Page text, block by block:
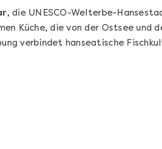
, die UNESCO-Welterbe-
Küche, die von der Ostsee und
verbindet hanseatische